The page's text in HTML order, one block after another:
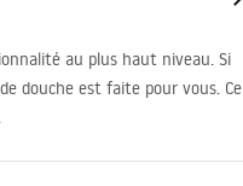
au plus haut niveau. Si
douche est faite pour vous. Ce